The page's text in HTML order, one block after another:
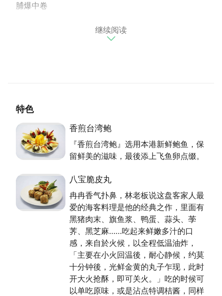
脯爆中卷
林老板身为无菜单料理师傅，他用心研发属於竹围渔港
的滋味，希望每一餐都是美好的回忆。林老板说，很多
精进创新不辜负顾客期待
不管是酱爆海参或是清蒸小龙虾，片切黑鲔鱼还是麻油
炒腰子，林老板都能变出色香味俱全的料理，「全凭一
纸信任，许多熟客几乎都不点餐，约莫讲一个价位後，
就请我自由发挥。我能回报的是，坚持食材新鲜，用心
以及不断创新，给予实在的珍味。」即将迈入厨师第
28年的林老板既感性又感恩地说。
继续阅读
特色
香煎台湾鲍
『香煎台湾鲍』选用本港新鲜鲍鱼，保
留鲜美的滋味，最後添上飞鱼卵点缀。
八宝脆皮丸
冉冉香气扑鼻，林老板说这盘客家人最
爱的海客料理是他的经典之作，里面有
黑猪肉末、旗鱼浆、鸭蛋、蒜头、荸
荠、黑芝麻……吃起来鲜嫩多汁的口
感，来自於火候，以全程低温油炸，
「主要在小火回温後，耐心静候，约莫
十分钟後，光鲜金黄的丸子乍现，此时
开大火抢酥，即可关火。」吃的时候可
以单吃原味，或是沾点特调桔酱，同样